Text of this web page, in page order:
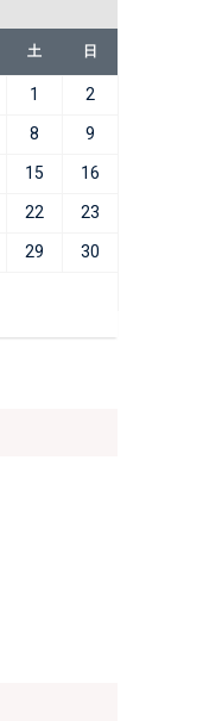
土 日
1
2
8
9
15
16
22
23
29
30